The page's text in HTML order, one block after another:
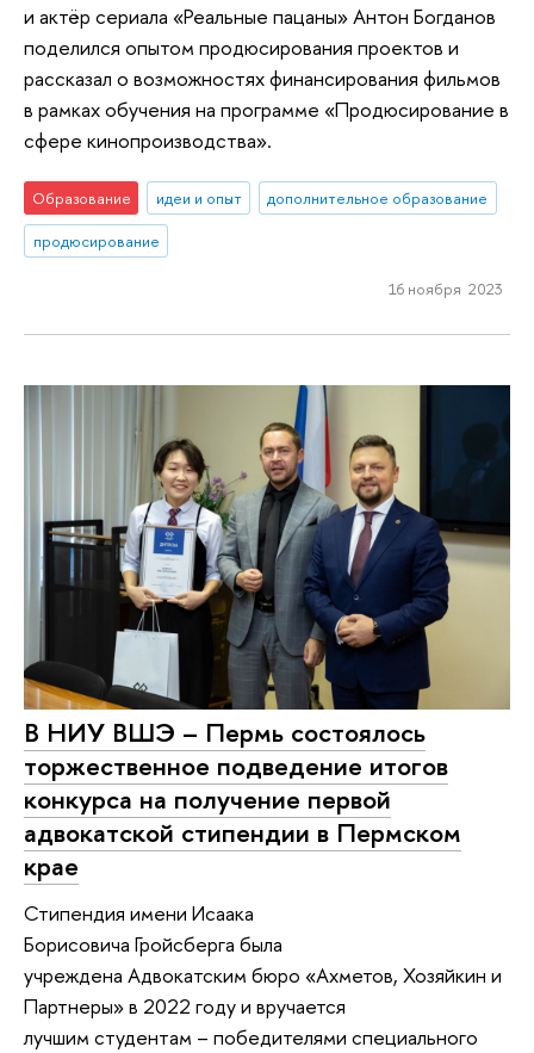
и актёр сериала «Реальные пацаны» Антон Богданов
поделился опытом продюсирования проектов и
рассказал о возможностях финансирования фильмов
в рамках обучения на программе «Продюсирование в
сфере кинопроизводства».
Образование идеи и опыт
дополнительное образование
продюсирование
16 ноября 2023
В НИУ ВШЭ – Пермь состоялось
торжественное подведение итогов
конкурса на получение первой
адвокатской стипендии в Пермском
крае
Стипендия имени Исаака
Борисовича Гройсберга была
учреждена Адвокатским бюро «Ахметов, Хозяйкин и
Партнеры» в 2022 году и вручается
лучшим студентам – победителями специального